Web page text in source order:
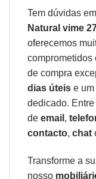
Tem dúvidas
Natural vime
oferecemos
comprometidos
de compra
dias úteis e
dedicado.
de email ,
contacto, chat
Transforme a
nosso